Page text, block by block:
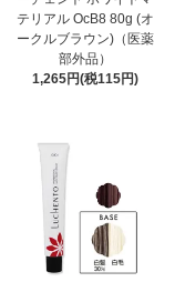
テリアル OcB8 80g (オ
ークルブラウン)（医薬
部外品）
1,265円(税115円)